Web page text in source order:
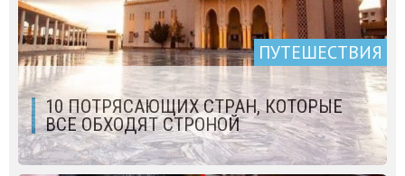
ПУТЕШЕСТВИЯ
10 ПОТРЯСАЮЩИХ СТРАН, КОТОРЫЕ
ВСЕ ОБХОДЯТ СТРОНОЙ